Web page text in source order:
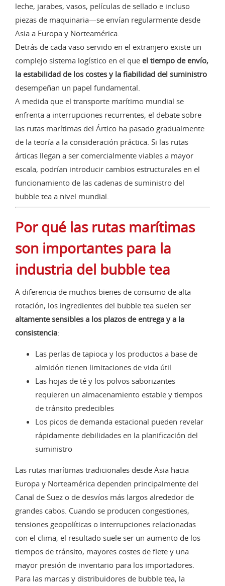
leche, jarabes, vasos, películas de sellado e incluso
piezas de maquinaria—se envían regularmente desde
Asia a Europa y Norteamérica.
Detrás de cada vaso servido en el extranjero existe un
complejo sistema logístico en el que el tiempo de envío,
la estabilidad de los costes y la fiabilidad del suministro
desempeñan un papel fundamental.
A medida que el transporte marítimo mundial se
enfrenta a interrupciones recurrentes, el debate sobre
las rutas marítimas del Ártico ha pasado gradualmente
de la teoría a la consideración práctica. Si las rutas
árticas llegan a ser comercialmente viables a mayor
escala, podrían introducir cambios estructurales en el
funcionamiento de las cadenas de suministro del
bubble tea a nivel mundial.
Por qué las rutas marítimas
son importantes para la
industria del bubble tea
A diferencia de muchos bienes de consumo de alta
rotación, los ingredientes del bubble tea suelen ser
altamente sensibles a los plazos de entrega y a la
consistencia:
Las perlas de tapioca y los productos a base de
almidón tienen limitaciones de vida útil
Las hojas de té y los polvos saborizantes
requieren un almacenamiento estable y tiempos
de tránsito predecibles
Los picos de demanda estacional pueden revelar
rápidamente debilidades en la planificación del
suministro
Las rutas marítimas tradicionales desde Asia hacia
Europa y Norteamérica dependen principalmente del
Canal de Suez o de desvíos más largos alrededor de
grandes cabos. Cuando se producen congestiones,
tensiones geopolíticas o interrupciones relacionadas
con el clima, el resultado suele ser un aumento de los
tiempos de tránsito, mayores costes de flete y una
mayor presión de inventario para los importadores.
Para las marcas y distribuidores de bubble tea, la